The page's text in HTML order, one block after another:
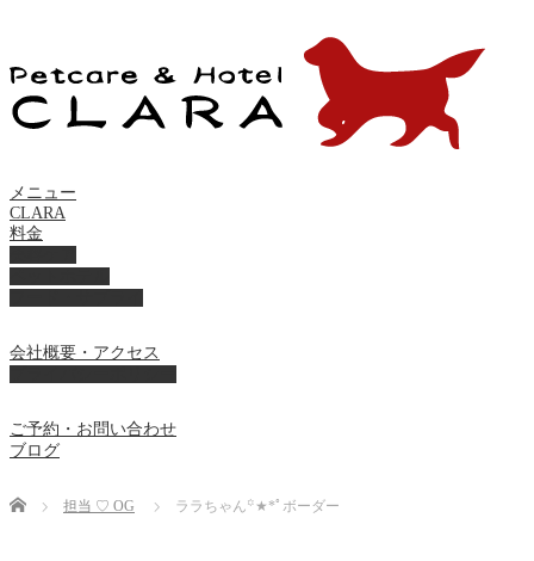
メニュー
CLARA
料金
会社概要・アクセス
ご予約・お問い合わせ
ブログ
Home 担当 ♡ OG ララちゃん꙳★*ﾟボーダー